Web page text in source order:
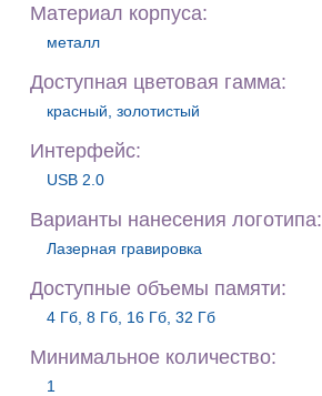
Материал корпуса:
металл
Доступная цветовая гамма:
красный, золотистый
Интерфейс:
USB 2.0
Варианты нанесения логотипа:
Лазерная гравировка
Доступные объемы памяти:
4 Гб, 8 Гб, 16 Гб, 32 Гб
Минимальное количество:
1